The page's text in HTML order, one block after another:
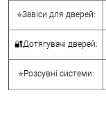
⭐Завіси для дверей:
🔐Дотягувачі дверей:
⭐Розсувні системи: